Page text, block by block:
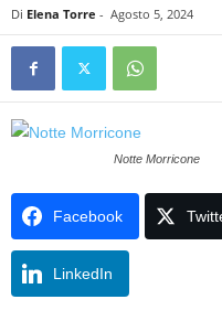
Di Elena Torre - Agosto 5, 2024
Notte Morricone
Facebook
LinkedIn